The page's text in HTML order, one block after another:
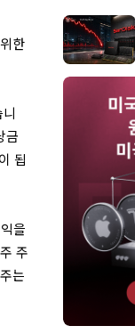
한
금
됩
을
주
는